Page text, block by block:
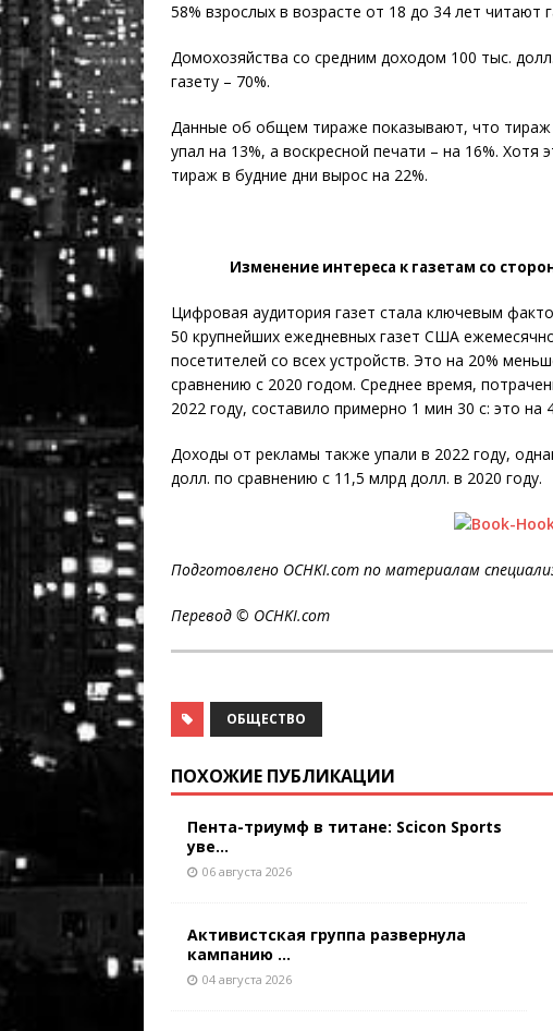
58% взрослых в возрасте от 18 до 34 лет читают
Домохозяйства со средним доходом 100 тыс.
газету – 70%.
Данные об общем тираже показывают, что тираж
упал на 13%, а воскресной печати – на 16%.
тираж в будние дни вырос на 22%.
Изменение интереса к газетам со
Цифровая аудитория газет стала ключевым
50 крупнейших ежедневных газет США
посетителей со всех устройств. Это на 20%
сравнению с 2020 годом. Среднее время,
2022 году, составило примерно 1 мин ​​30 с: это на
Доходы от рекламы также упали в 2022 году,
долл. по сравнению с 11,5 млрд долл. в 2020 году.
Подготовлено OCHKI.com по материалам
Перевод © OCHKI.com
ОБЩЕСТВО
ПОХОЖИЕ ПУБЛИКАЦИИ
Пента-триумф в титане: Scicon Sports
уве...
06 августа 2026
Активистская группа развернула
кампанию ...
04 августа 2026